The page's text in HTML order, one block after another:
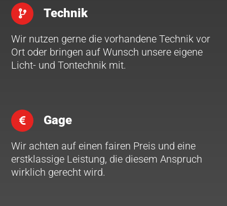
Technik
Wir nutzen gerne die vorhandene Technik vor
Ort oder bringen auf Wunsch unsere eigene
Licht- und Tontechnik mit.
Gage
Wir achten auf einen fairen Preis und eine
erstklassige Leistung, die diesem Anspruch
wirklich gerecht wird.